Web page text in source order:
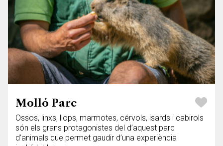
Molló Parc
Ossos, linxs, llops, marmotes, cérvols, isards i cabirols
són els grans protagonistes del d’aquest parc
d’animals que permet gaudir d’una experiència